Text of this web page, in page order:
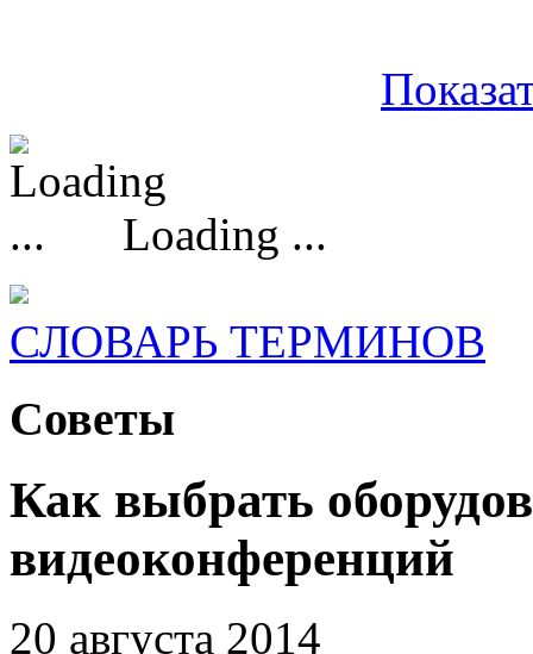
Loading ...
СЛОВАРЬ ТЕРМИНОВ
Советы
Как выбрать
видеоконференций
20 августа 2014